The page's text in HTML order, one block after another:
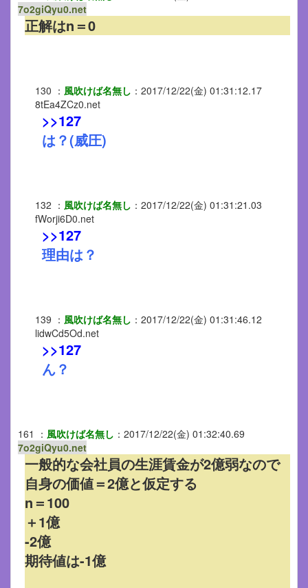
7o2giQyu0.net
正解はn＝0
130 ： 風吹けば名無し ： 2017/12/22(金) 01:31:12.17
8tEa4ZCz0.net
>>127
は？(威圧)
132 ： 風吹けば名無し ： 2017/12/22(金) 01:31:21.03
fWorji6D0.net
>>127
理由は？
139 ： 風吹けば名無し ： 2017/12/22(金) 01:31:46.12
lidwCd5Od.net
>>127
ん？
161 ： 風吹けば名無し ： 2017/12/22(金) 01:32:40.69
7o2giQyu0.net
一般的な会社員の生涯賃金が2億弱なので
自身の価値＝2億と仮定する
n＝100
＋1億
-2億
期待値は-1億